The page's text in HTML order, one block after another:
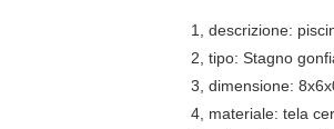
1, descrizione:
2, tipo: Stagno
3, dimensione:
4, materiale: tela